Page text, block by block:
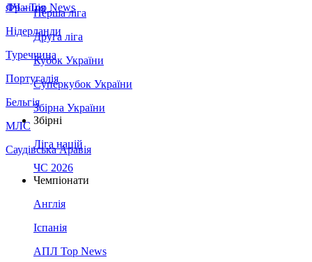
Франція
Нідерланди
Туреччина
Португалія
Бельгія
МЛС
Саудівська Аравія
ЛЧ - Top News
Перша ліга
Друга ліга
Кубок України
Суперкубок України
Збірна України
Збірні
Ліга націй
ЧС 2026
Чемпіонати
Англія
Іспанія
АПЛ Top News